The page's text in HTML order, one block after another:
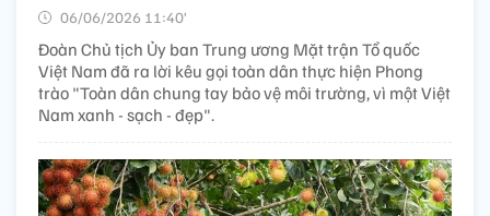
06/06/2026 11:40’
Đoàn Chủ tịch Ủy ban Trung ương Mặt trận Tổ quốc
Việt Nam đã ra lời kêu gọi toàn dân thực hiện Phong
trào "Toàn dân chung tay bảo vệ môi trường, vì một Việt
Nam xanh - sạch - đẹp".